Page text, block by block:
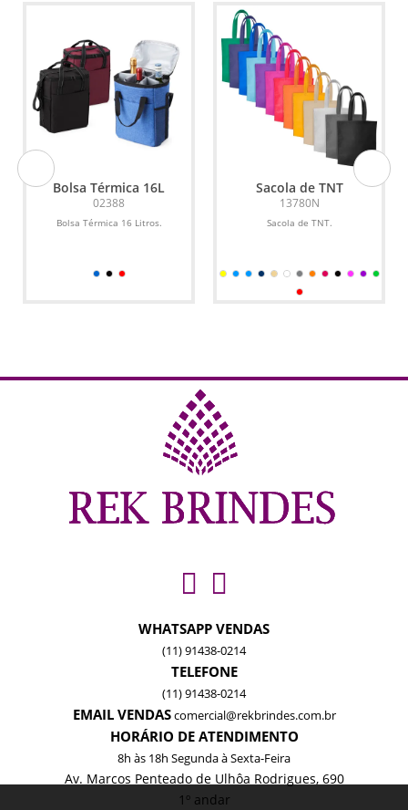
Bolsa Térmica 16L
02388
Bolsa Térmica 16 Litros.
Sacola de TNT
13780N
Sacola de TNT.
WHATSAPP VENDAS
(11) 91438-0214
TELEFONE
(11) 91438-0214
EMAIL VENDAScomercial@rekbrindes.com.br
HORÁRIO DE ATENDIMENTO
8h às 18h Segunda à Sexta-Feira
Av. Marcos Penteado de Ulhôa Rodrigues, 690
1º andar